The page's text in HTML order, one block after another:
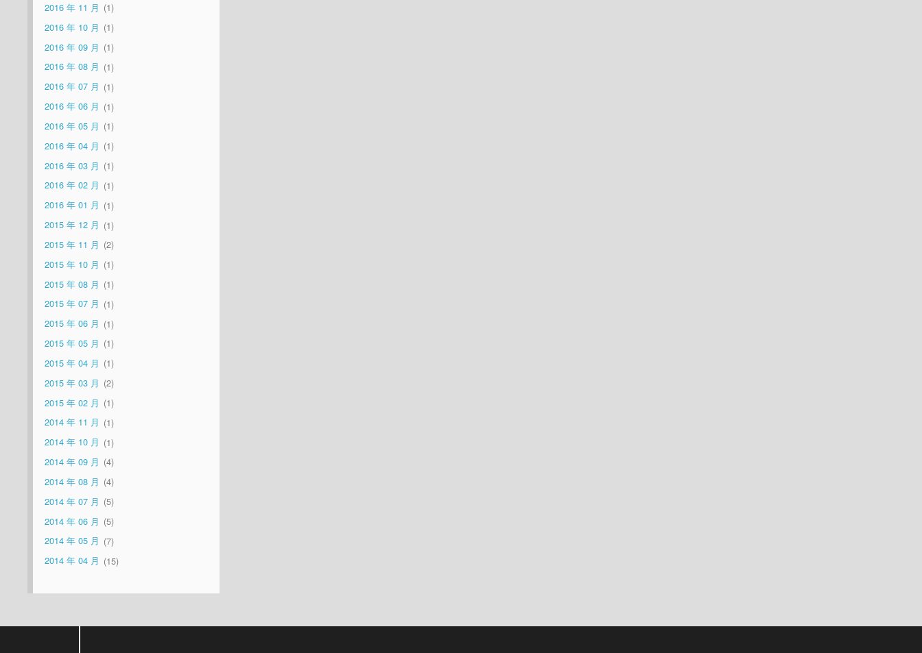
2016 年 11 月
1
2016 年 10 月
1
2016 年 09 月
1
2016 年 08 月
1
2016 年 07 月
1
2016 年 06 月
1
2016 年 05 月
1
2016 年 04 月
1
2016 年 03 月
1
2016 年 02 月
1
2016 年 01 月
1
2015 年 12 月
1
2015 年 11 月
2
2015 年 10 月
1
2015 年 08 月
1
2015 年 07 月
1
2015 年 06 月
1
2015 年 05 月
1
2015 年 04 月
1
2015 年 03 月
2
2015 年 02 月
1
2014 年 11 月
1
2014 年 10 月
1
2014 年 09 月
4
2014 年 08 月
4
2014 年 07 月
5
2014 年 06 月
5
2014 年 05 月
7
2014 年 04 月
15